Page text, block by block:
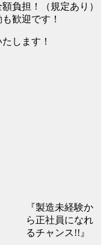
負担！（規定あり）
歓迎です！
します！
『製造未経験か
ら正社員になれ
るチャンス!!』